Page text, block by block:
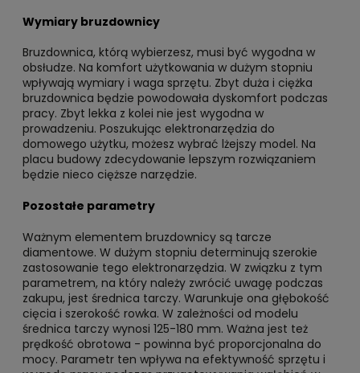
Wymiary bruzdownicy
Bruzdownica, którą wybierzesz, musi być wygodna w
obsłudze. Na komfort użytkowania w dużym stopniu
wpływają wymiary i waga sprzętu. Zbyt duża i ciężka
bruzdownica będzie powodowała dyskomfort podczas
pracy. Zbyt lekka z kolei nie jest wygodna w
prowadzeniu. Poszukując elektronarzędzia do
domowego użytku, możesz wybrać lżejszy model. Na
placu budowy zdecydowanie lepszym rozwiązaniem
będzie nieco cięższe narzędzie.
Pozostałe parametry
Ważnym elementem bruzdownicy są tarcze
diamentowe. W dużym stopniu determinują szerokie
zastosowanie tego elektronarzędzia. W związku z tym
parametrem, na który należy zwrócić uwagę podczas
zakupu, jest średnica tarczy. Warunkuje ona głębokość
cięcia i szerokość rowka. W zależności od modelu
średnica tarczy wynosi 125-180 mm. Ważna jest też
prędkość obrotowa - powinna być proporcjonalna do
mocy. Parametr ten wpływa na efektywność sprzętu i